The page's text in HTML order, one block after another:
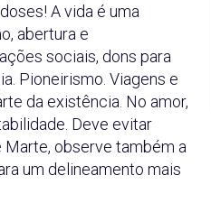
A vida é uma
abertura e
sociais, dons para
Pioneirismo. Viagens e
da existência. No amor,
Deve evitar
observe também a
um delineamento mais